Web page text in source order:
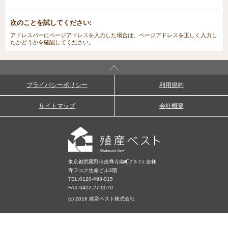
次のことを試してください:
アドレスバーにページアドレスを入力した場合は、ページアドレスを正しく入力し
たかどうかを確認してください。
プライバシーポリシー 利用規約
サイトマップ 会社概要
東京都武蔵野市吉祥寺南町2-3-15 吉祥
寺フコク生命ビル3階
TEL:0120-493-015
FAX:0422-27-9070
(c) 2016 殖産ベスト株式会社